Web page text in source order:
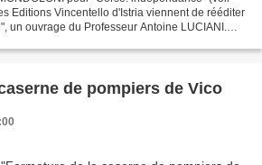
Editions Vincentello d'Istria viennent de rééditer
un ouvrage du Professeur Antoine LUCIANI.
de pompiers de Vico